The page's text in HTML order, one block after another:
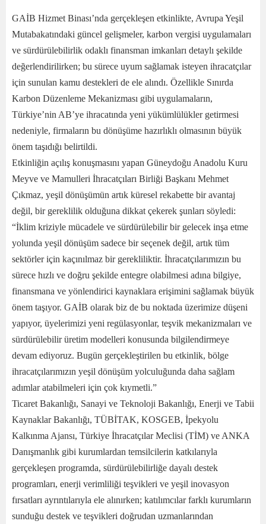
GAİB Hizmet Binası’nda gerçekleşen etkinlikte, Avrupa Yeşil
Mutabakatındaki güncel gelişmeler, karbon vergisi uygulamaları
ve sürdürülebilirlik odaklı finansman imkanları detaylı şekilde
değerlendirilirken; bu sürece uyum sağlamak isteyen ihracatçılar
için sunulan kamu destekleri de ele alındı. Özellikle Sınırda
Karbon Düzenleme Mekanizması gibi uygulamaların,
Türkiye’nin AB’ye ihracatında yeni yükümlülükler getirmesi
nedeniyle, firmaların bu dönüşüme hazırlıklı olmasının büyük
önem taşıdığı belirtildi.
Etkinliğin açılış konuşmasını yapan Güneydoğu Anadolu Kuru
Meyve ve Mamulleri İhracatçıları Birliği Başkanı Mehmet
Çıkmaz, yeşil dönüşümün artık küresel rekabette bir avantaj
değil, bir gereklilik olduğuna dikkat çekerek şunları söyledi:
“İklim kriziyle mücadele ve sürdürülebilir bir gelecek inşa etme
yolunda yeşil dönüşüm sadece bir seçenek değil, artık tüm
sektörler için kaçınılmaz bir gerekliliktir. İhracatçılarımızın bu
sürece hızlı ve doğru şekilde entegre olabilmesi adına bilgiye,
finansmana ve yönlendirici kaynaklara erişimini sağlamak büyük
önem taşıyor. GAİB olarak biz de bu noktada üzerimize düşeni
yapıyor, üyelerimizi yeni regülasyonlar, teşvik mekanizmaları ve
sürdürülebilir üretim modelleri konusunda bilgilendirmeye
devam ediyoruz. Bugün gerçekleştirilen bu etkinlik, bölge
ihracatçılarımızın yeşil dönüşüm yolculuğunda daha sağlam
adımlar atabilmeleri için çok kıymetli.”
Ticaret Bakanlığı, Sanayi ve Teknoloji Bakanlığı, Enerji ve Tabii
Kaynaklar Bakanlığı, TÜBİTAK, KOSGEB, İpekyolu
Kalkınma Ajansı, Türkiye İhracatçılar Meclisi (TİM) ve ANKA
Danışmanlık gibi kurumlardan temsilcilerin katkılarıyla
gerçekleşen programda, sürdürülebilirliğe dayalı destek
programları, enerji verimliliği teşvikleri ve yeşil inovasyon
fırsatları ayrıntılarıyla ele alınırken; katılımcılar farklı kurumların
sunduğu destek ve teşvikleri doğrudan uzmanlarından